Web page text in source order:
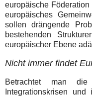
europäische
europäisches
sollen drängende
bestehenden
europäischer Ebene
Nicht immer findet
Betrachtet man die
Integrationskrisen